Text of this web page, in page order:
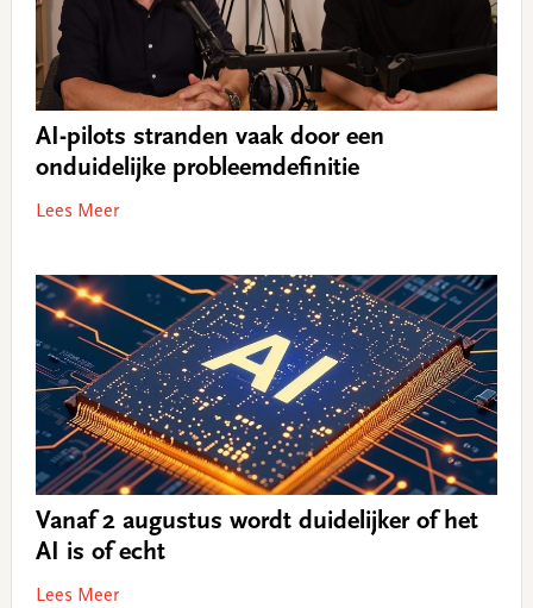
AI-pilots stranden vaak door een
onduidelijke probleemdefinitie
Lees Meer
Vanaf 2 augustus wordt duidelijker of het
AI is of echt
Lees Meer